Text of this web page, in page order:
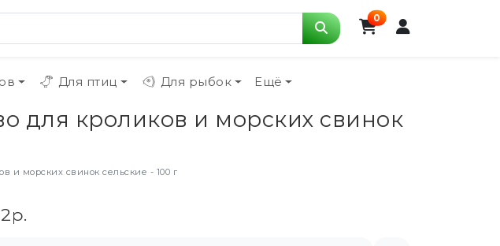
0
Для птиц Для рыбок Ещё
для кроликов и морских свинок
и морских свинок сельские - 100 г